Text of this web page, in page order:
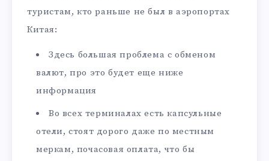
туристам, кто раньше не был в аэропортах
Китая:
Здесь большая проблема с обменом
валют, про это будет еще ниже
информация
Во всех терминалах есть капсульные
отели, стоят дорого даже по местным
меркам, почасовая оплата, что бы